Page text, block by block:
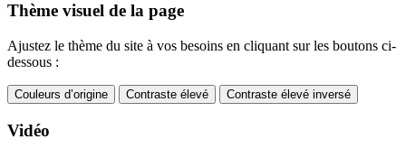
Thème visuel de la page
Ajustez le thème du site à vos besoins en cliquant sur les boutons ci-
dessous :
Couleurs d’origine Contraste élevé Contraste élevé inversé
Vidéo